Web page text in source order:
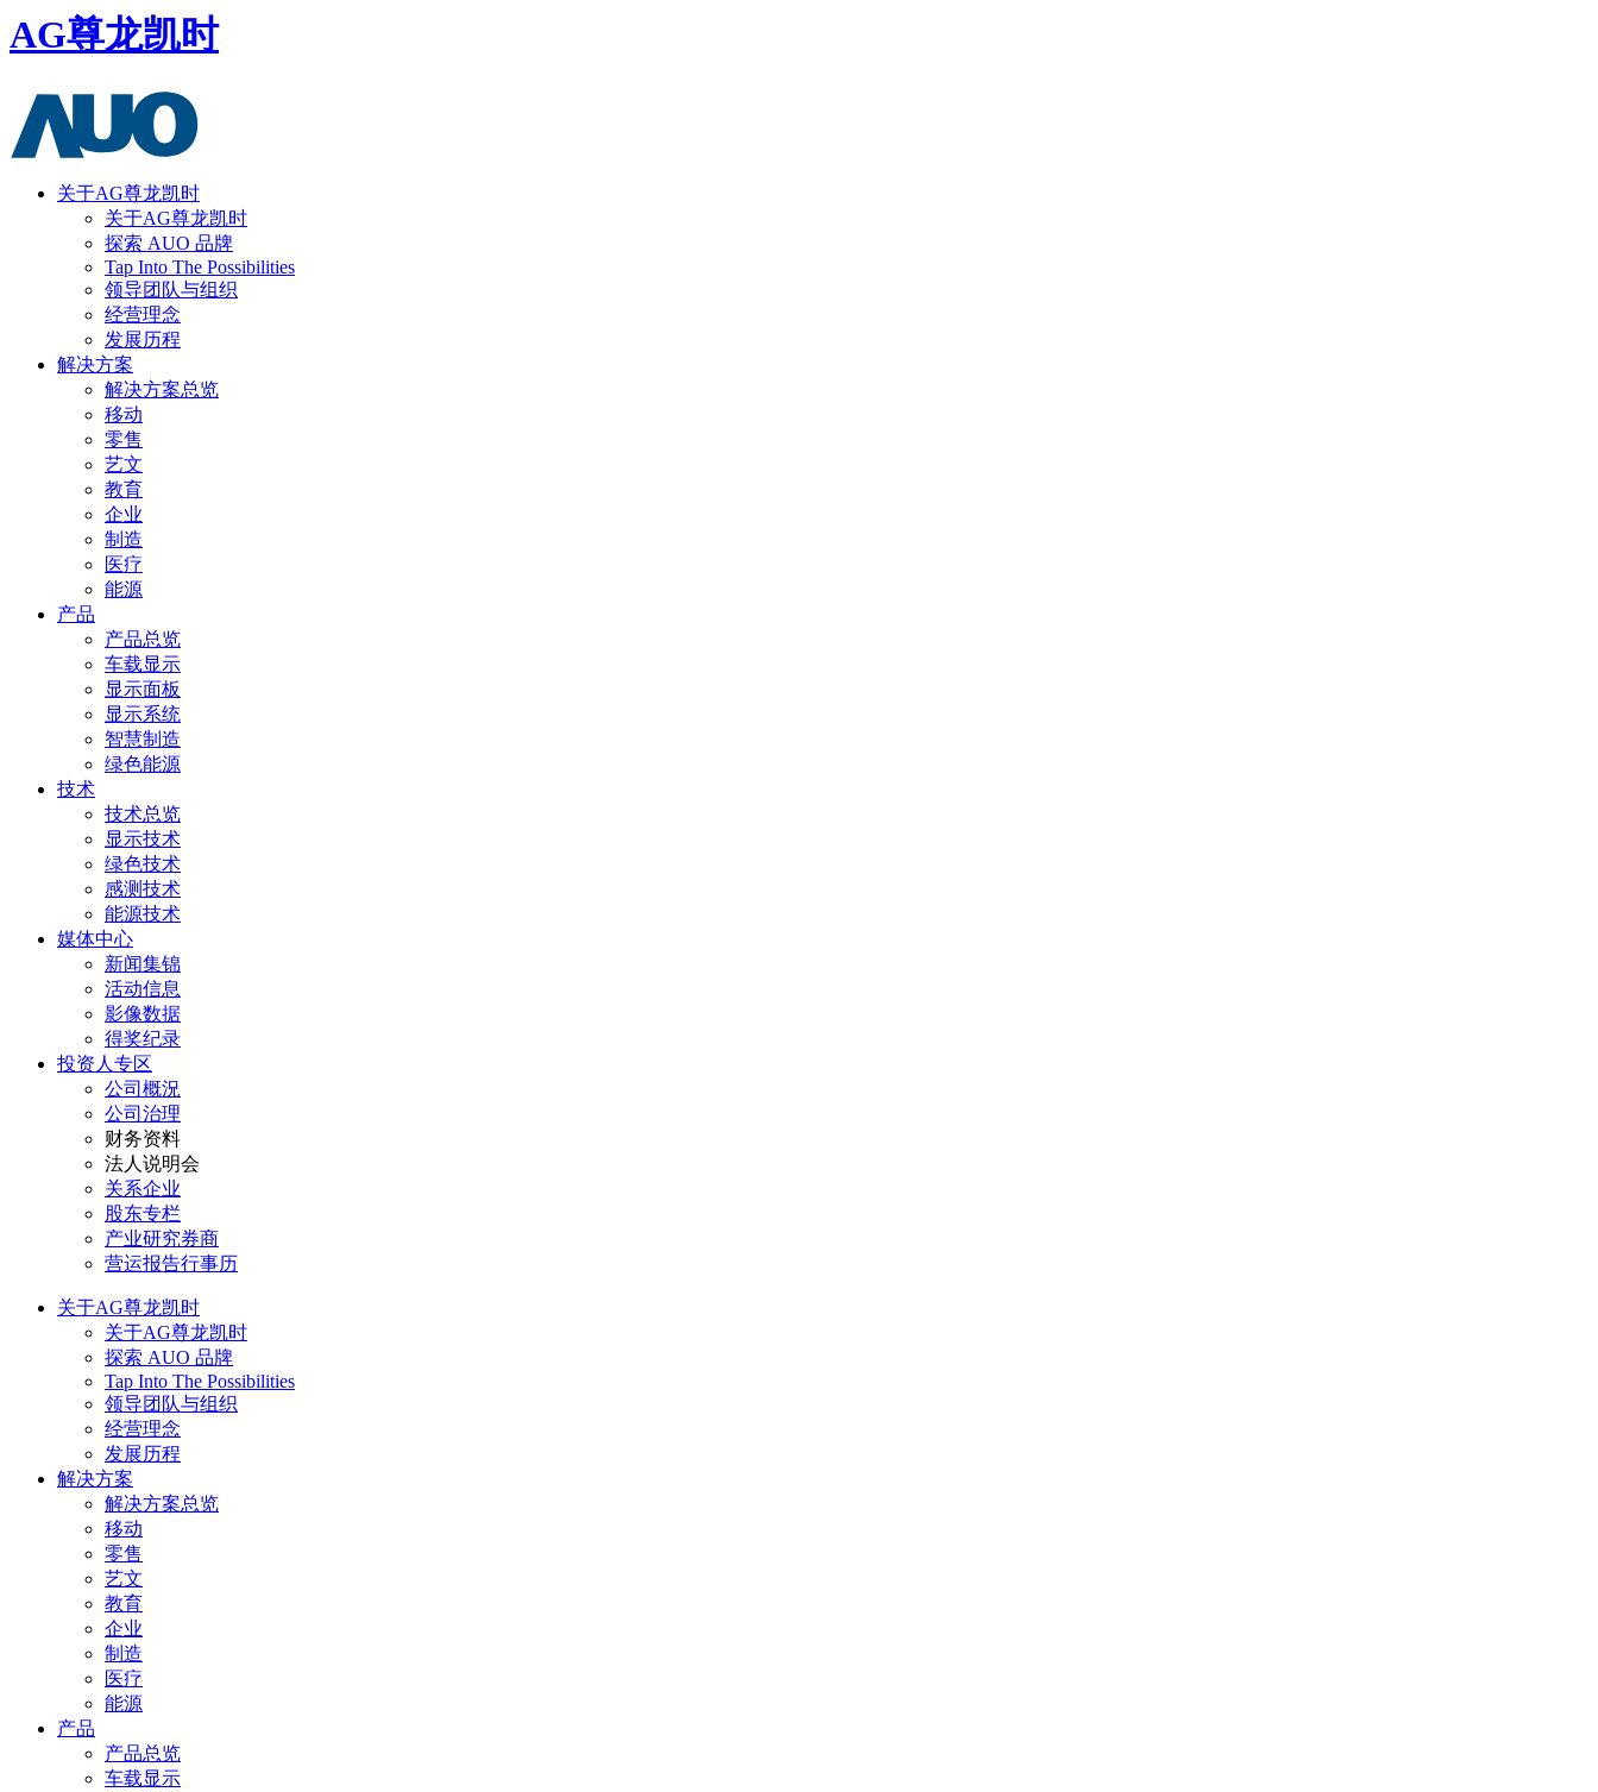
AG尊龙凯时
关于AG尊龙凯时
关于AG尊龙凯时
探索 AUO 品牌
Tap Into The Possibilities
领导团队与组织
经营理念
发展历程
解决方案
解决方案总览
移动
零售
艺文
教育
企业
制造
医疗
能源
产品
产品总览
车载显示
显示面板
显示系统
智慧制造
绿色能源
技术
技术总览
显示技术
绿色技术
感测技术
能源技术
媒体中心
新闻集锦
活动信息
影像数据
得奖纪录
投资人专区
公司概況
公司治理
财务资料
法人说明会
关系企业
股东专栏
产业研究券商
营运报告行事历
关于AG尊龙凯时
关于AG尊龙凯时
探索 AUO 品牌
Tap Into The Possibilities
领导团队与组织
经营理念
发展历程
解决方案
解决方案总览
移动
零售
艺文
教育
企业
制造
医疗
能源
产品
产品总览
车载显示